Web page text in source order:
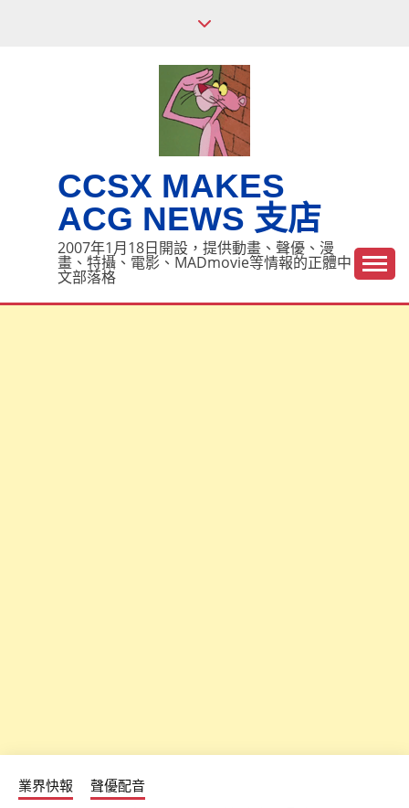
CCSX MAKES
ACG NEWS 支店
2007年1月18日開設，提供動畫、聲優、漫
畫、特攝、電影、MADmovie等情報的正體中
文部落格
業界快報 聲優配音